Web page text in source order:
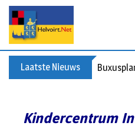
Skip
content
Laatste Nieuws
Kindercentrum